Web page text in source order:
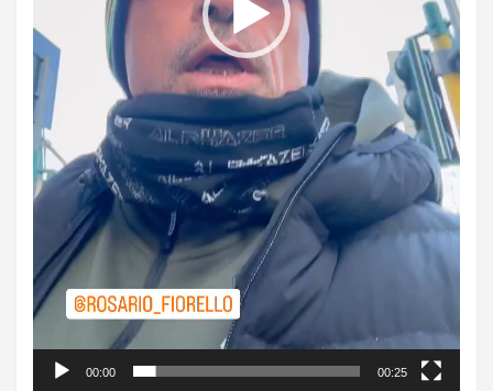
00:00 00:25